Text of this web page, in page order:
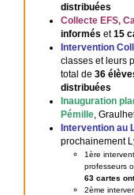
distribuées
Collecte EFS,
informés et15
Intervention
classes et leurs
total de 36
distribuées
Inauguration
Pémille,
Intervention au
prochainement
1ère
professeurs
63 cartes
2ème